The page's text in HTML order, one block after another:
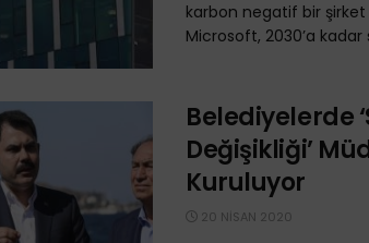
karbon negatif bir
Microsoft, 2030’a kadar
Belediyelerde
Değişikliği’
Kuruluyor
20 NISAN 2020